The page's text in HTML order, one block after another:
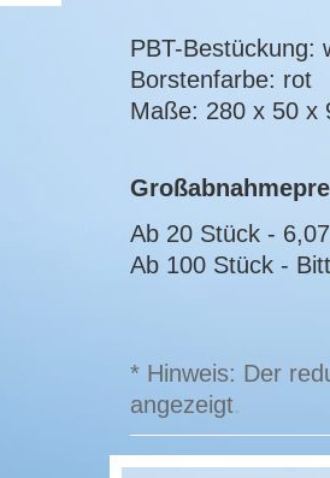
PBT-Bestückung:
Borstenfarbe: rot
Maße: 280 x 50 x
Ab 20 Stück -
Ab 100 Stück -
* Hinweis: Der
angezeigt.